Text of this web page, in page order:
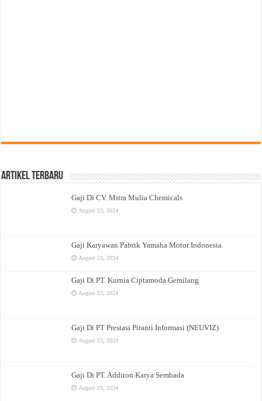
Artikel Terbaru
Gaji Di CV. Mitra Mulia Chemicals
August 23, 2024
Gaji Karyawan Pabrik Yamaha Motor Indonesia
August 23, 2024
Gaji Di PT. Kurnia Ciptamoda Gemilang
August 23, 2024
Gaji Di PT Prestasi Piranti Informasi (NEUVIZ)
August 23, 2024
Gaji Di PT. Additon Karya Sembada
August 23, 2024